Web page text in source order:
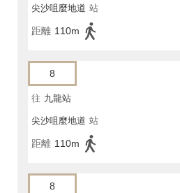
尖沙咀麼地道 站
距離 110m
8
往 九龍站
尖沙咀麼地道 站
距離 110m
8